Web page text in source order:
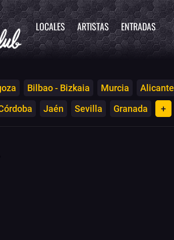
LOCALES ARTISTAS ENTRADAS
Bilbao - Bizkaia Murcia Alicante
Jaén Sevilla Granada +